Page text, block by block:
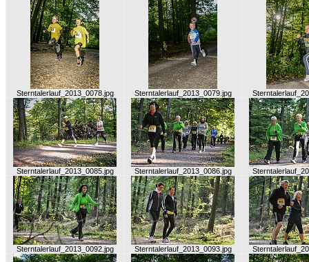
Sterntalerlauf_2013_0078.jpg Sterntalerlauf_2013_0079.jpg
Sterntalerlauf_2013_0085.jpg Sterntalerlauf_2013_0086.jpg
Sterntalerlauf_2013_0092.jpg Sterntalerlauf_2013_0093.jpg